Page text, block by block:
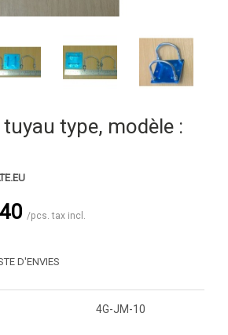
type, modèle :
/pcs. tax incl.
D'ENVIES
4G-JM-10